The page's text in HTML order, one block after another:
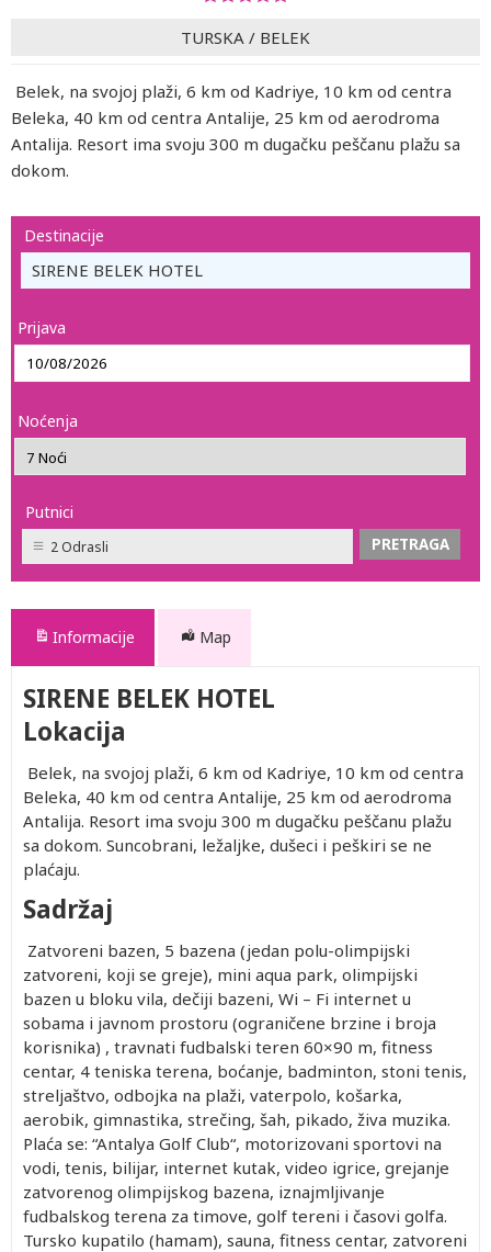
TURSKA / BELEK
Belek, na svojoj plaži, 6 km od Kadriye, 10 km od centra
Beleka, 40 km od centra Antalije, 25 km od aerodroma
Antalija. Resort ima svoju 300 m dugačku peščanu plažu sa
dokom.
Destinacije
SIRENE BELEK HOTEL
Prijava
Noćenja
Putnici
2 Odrasli
Informacije Map
SIRENE BELEK HOTEL
Lokacija
Belek, na svojoj plaži, 6 km od Kadriye, 10 km od centra
Beleka, 40 km od centra Antalije, 25 km od aerodroma
Antalija. Resort ima svoju 300 m dugačku peščanu plažu
sa dokom. Suncobrani, ležaljke, dušeci i peškiri se ne
plaćaju.
Sadržaj
Zatvoreni bazen, 5 bazena (jedan polu-olimpijski
zatvoreni, koji se greje), mini aqua park, olimpijski
bazen u bloku vila, dečiji bazeni, Wi – Fi internet u
sobama i javnom prostoru (ograničene brzine i broja
korisnika) , travnati fudbalski teren 60×90 m, fitness
centar, 4 teniska terena, boćanje, badminton, stoni tenis,
streljaštvo, odbojka na plaži, vaterpolo, košarka,
aerobik, gimnastika, strečing, šah, pikado, živa muzika.
Plaća se: “Antalya Golf Club“, motorizovani sportovi na
vodi, tenis, bilijar, internet kutak, video igrice, grejanje
zatvorenog olimpijskog bazena, iznajmljivanje
fudbalskog terena za timove, golf tereni i časovi golfa.
Tursko kupatilo (hamam), sauna, fitness centar, zatvoreni